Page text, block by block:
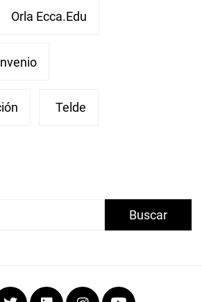
Orla Ecca.edu
Telde
LinkedinInstagramYoutube